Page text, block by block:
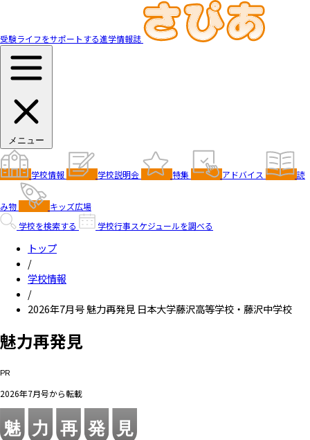
受験ライフをサポートする進学情報誌
メニュー
学校情報 学校説明会 特集 アドバイス 読
み物
キッズ広場
学校を検索する
学校行事スケジュールを調べる
トップ
/
学校情報
/
2026年7月号 魅力再発見 日本大学藤沢高等学校・藤沢中学校
魅力再発見
PR
2026年7月号から転載